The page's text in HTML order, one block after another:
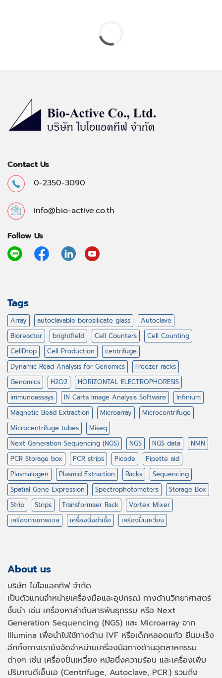
Contact Us
0-2350-3090
info@bio-active.co.th
Follow Us
Tags
Array autoclavable borosilicate glass
Autoclave
Bioreactor
brightfield Cell Counters
Cell Counting
CellDrop
Cell Production
centrifuge
Dynamic Read Analysis for Genomics
Freezer racks
Genomics
H2O2
HORIZONTAL ELECTROPHORESIS
immunoassays
IN Carta Image Analysis Software
Infinium
Magnetic Bead Extraction
Microarray
Microcentrifuge
Microcentrifuge tubes
Miseq
Next Generation Sequencing (NGS)
NGS NGS data
NMN
PCR Storage box
PCR strips Picode
Pipette aid
Plasmalogen
Plasmid Extraction Racks
Sequencing
Spatial Gene Expression
Spectrophotometers
Storage Box
Strip
Strips Transformaer Rack
Vortex Mixer
เครื่องถ่ายภาพเจล
เครื่องนึ่งฆ่าเชื้อ เครื่องปั่นเหวี่ยง
About us
บริษัท ไบโอแอคทีฟ จำกัด
เป็นตัวแทนจำหน่ายเครื่องมือและอุปกรณ์ ทางด้านวิทยาศาสตร์
ชั้นนำ เช่น เครื่องหาลำดับสารพันธุกรรม หรือ Next
Generation Sequencing (NGS) และ Microarray จาก
Illumina เพื่อนำไปใช้ทางด้าน IVF หรือเด็กหลอดแก้ว ยีนมะเร็ง
อีกทั้งทางเรายังจัดจำหน่ายเครื่องมือทางด้านอุตสาหกรรม
ต่างๆ เช่น เครื่องปั่นเหวี่ยง หม้อนึ่งความร้อน และเครื่องเพิ่ม
ปริมาณดีเอ็นเอ (Centrifuge, Autoclave, PCR.) รวมถึง